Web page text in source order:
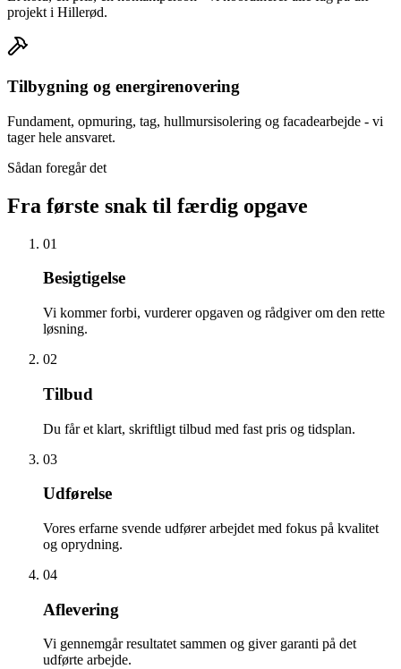
projekt i Hillerød.
Tilbygning og energirenovering
Fundament, opmuring, tag, hullmursisolering og facadearbejde - vi
tager hele ansvaret.
Sådan foregår det
Fra første snak til færdig opgave
01
Besigtigelse
Vi kommer forbi, vurderer opgaven og rådgiver om den rette
løsning.
02
Tilbud
Du får et klart, skriftligt tilbud med fast pris og tidsplan.
03
Udførelse
Vores erfarne svende udfører arbejdet med fokus på kvalitet
og oprydning.
04
Aflevering
Vi gennemgår resultatet sammen og giver garanti på det
udførte arbejde.